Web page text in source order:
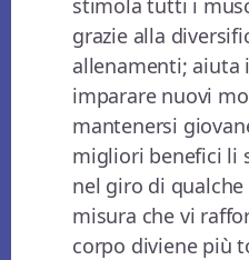
grazie alla
allenamenti; aiuta
imparare nuovi
mantenersi
migliori benefici li
nel giro di
misura che vi
corpo diviene più